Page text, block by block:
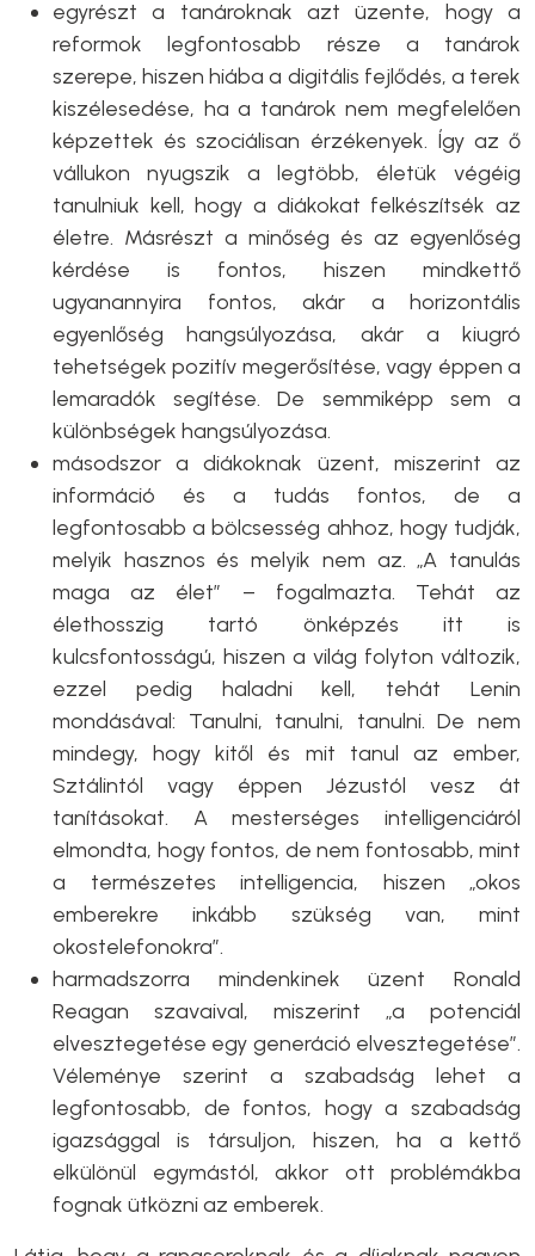
egyrészt a tanároknak azt üzente, hogy a
reformok legfontosabb része a tanárok
szerepe, hiszen hiába a digitális fejlődés, a terek
kiszélesedése, ha a tanárok nem megfelelően
képzettek és szociálisan érzékenyek. Így az ő
vállukon nyugszik a legtöbb, életük végéig
tanulniuk kell, hogy a diákokat felkészítsék az
életre. Másrészt a minőség és az egyenlőség
kérdése is fontos, hiszen mindkettő
ugyanannyira fontos, akár a horizontális
egyenlőség hangsúlyozása, akár a kiugró
tehetségek pozitív megerősítése, vagy éppen a
lemaradók segítése. De semmiképp sem a
különbségek hangsúlyozása.
másodszor a diákoknak üzent, miszerint az
információ és a tudás fontos, de a
legfontosabb a bölcsesség ahhoz, hogy tudják,
melyik hasznos és melyik nem az. „A tanulás
maga az élet” – fogalmazta. Tehát az
élethosszig tartó önképzés itt is
kulcsfontosságú, hiszen a világ folyton változik,
ezzel pedig haladni kell, tehát Lenin
mondásával: Tanulni, tanulni, tanulni. De nem
mindegy, hogy kitől és mit tanul az ember,
Sztálintól vagy éppen Jézustól vesz át
tanításokat. A mesterséges intelligenciáról
elmondta, hogy fontos, de nem fontosabb, mint
a természetes intelligencia, hiszen „okos
emberekre inkább szükség van, mint
okostelefonokra”.
harmadszorra mindenkinek üzent Ronald
Reagan szavaival, miszerint „a potenciál
elvesztegetése egy generáció elvesztegetése”.
Véleménye szerint a szabadság lehet a
legfontosabb, de fontos, hogy a szabadság
igazsággal is társuljon, hiszen, ha a kettő
elkülönül egymástól, akkor ott problémákba
fognak ütközni az emberek.